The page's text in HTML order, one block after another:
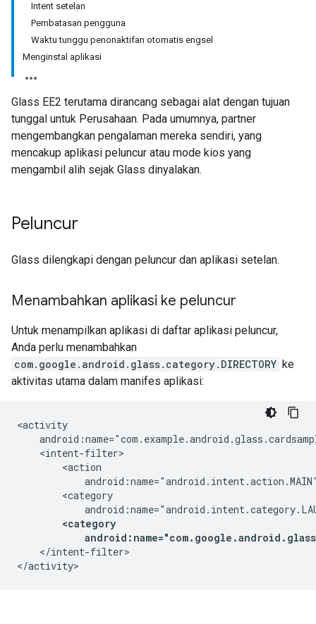
Intent setelan
Pembatasan pengguna
Waktu tunggu penonaktifan otomatis engsel
Menginstal aplikasi
Glass EE2 terutama dirancang sebagai alat dengan tujuan
tunggal untuk Perusahaan. Pada umumnya, partner
mengembangkan pengalaman mereka sendiri, yang
mencakup aplikasi peluncur atau mode kios yang
mengambil alih sejak Glass dinyalakan.
Peluncur
Glass dilengkapi dengan peluncur dan aplikasi setelan.
Menambahkan aplikasi ke peluncur
Untuk menampilkan aplikasi di daftar aplikasi peluncur,
Anda perlu menambahkan
com.google.android.glass.category.DIRECTORY ke
aktivitas utama dalam manifes aplikasi:
<activity
    <intent-filter>
        <action
        <category
<category
    </intent-filter>
</activity>